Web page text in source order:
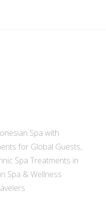
Spa with
for Global Guests,
Spa Treatments in
Spa & Wellness